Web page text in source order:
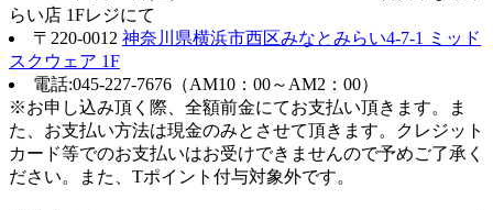
らい店 1Fレジにて
〒220-0012 神奈川県横浜市西区みなとみらい4-7-1 ミッド
スクウェア 1F
電話:045-227-7676（AM10：00～AM2：00）
※お申し込み頂く際、全額前金にてお支払い頂きます。ま
た、お支払い方法は現金のみとさせて頂きます。クレジット
カード等でのお支払いはお受けできませんので予めご了承く
ださい。また、Tポイント付与対象外です。